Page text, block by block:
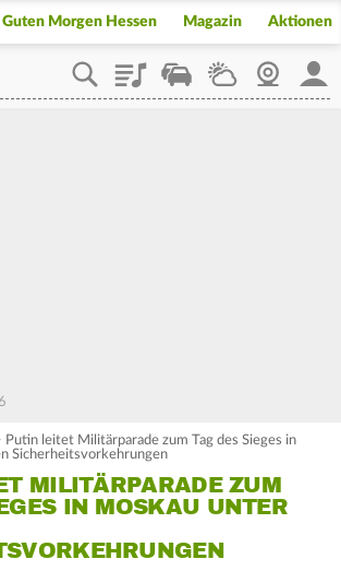
Guten Morgen Hessen Magazin Aktionen
PlaylistStaupilotWetterWebcam
Putin leitet Militärparade zum Tag des Sieges in
Sicherheitsvorkehrungen
MILITÄRPARADE ZUM
IN MOSKAU UNTER